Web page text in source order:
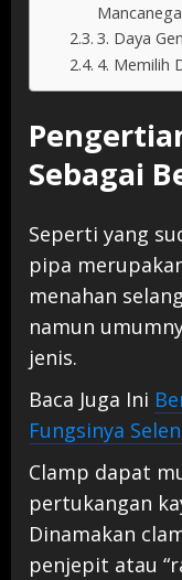
3. Daya
4. Memilih
Sebagai
Seperti yang
pipa
menahan
namun
jenis.
Baca Juga Ini
Fungsinya
Clamp dapat
pertukangan
Dinamakan
penjepit atau